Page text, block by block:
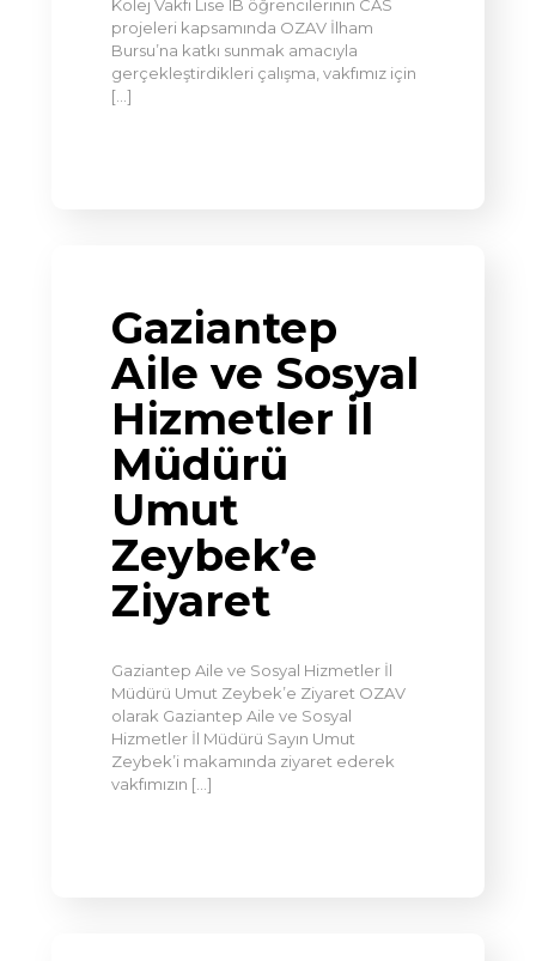
Kolej Vakfı Lise IB öğrencilerinin CAS
projeleri kapsamında OZAV İlham
Bursu’na katkı sunmak amacıyla
gerçekleştirdikleri çalışma, vakfımız için
[…]
Gaziantep
Aile ve Sosyal
Hizmetler İl
Müdürü
Umut
Zeybek’e
Ziyaret
Gaziantep Aile ve Sosyal Hizmetler İl
Müdürü Umut Zeybek’e Ziyaret OZAV
olarak Gaziantep Aile ve Sosyal
Hizmetler İl Müdürü Sayın Umut
Zeybek’i makamında ziyaret ederek
vakfımızın […]